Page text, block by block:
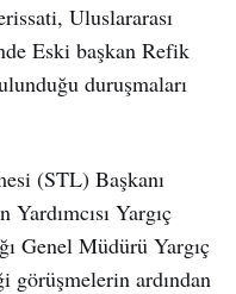
Uluslararası
Eski başkan Refik
duruşmaları
(STL) Başkanı
Yargıç
Genel Müdürü Yargıç
ardından